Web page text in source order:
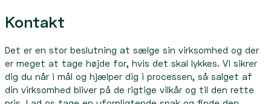
Kontakt
Det er en stor beslutning at sælge sin virksomhed og der
er meget at tage højde for, hvis det skal lykkes. Vi sikrer
dig du når i mål og hjælper dig i processen, så salget af
din virksomhed bliver på de rigtige vilkår og til den rette